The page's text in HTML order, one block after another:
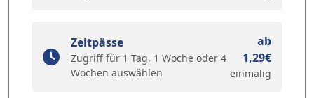
Zeitpässe
Zugriff für 1 Tag, 1 Woche oder 4
Wochen auswählen
ab
1,29€
einmalig